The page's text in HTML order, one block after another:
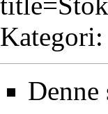
Kategori: